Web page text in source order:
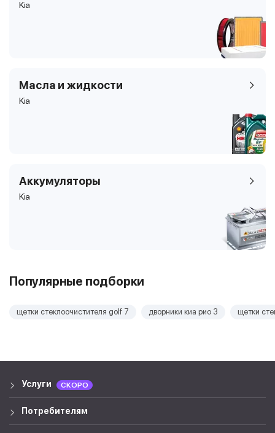
Kia
Масла и жидкости
Kia
Аккумуляторы
Kia
Популярные подборки
щетки стеклоочистителя golf 7 дворники киа рио 3 щетки
Услуги СКОРО
Потребителям